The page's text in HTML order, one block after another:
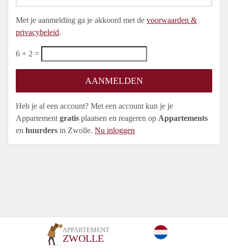
APPARTEMENT
ZWOLLE
Show
Met je aanmelding ga je akkoord met de voorwaarden &
privacybeleid.
6 + 2 =
Heb je al een account? Met een account kun je je
Appartement gratis plaatsen en reageren op Appartements
en huurders in Zwolle. Nu inloggen